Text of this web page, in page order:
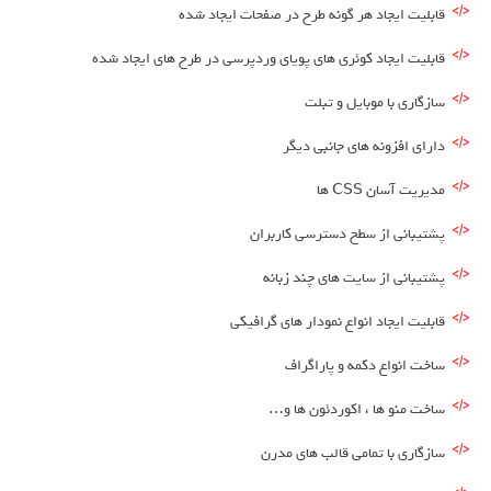
قابلیت ایجاد هر گونه طرح در صفحات ایجاد شده
قابلیت ایجاد کوئری های پویای وردپرسی در طرح های ایجاد شده
سازگاری با موبایل و تبلت
دارای افزونه های جانبی دیگر
مدیریت آسان CSS ها
پشتیبانی از سطح دسترسی کاربران
پشتیبانی از سایت های چند زبانه
قابلیت ایجاد انواع نمودار های گرافیکی
ساخت انواع دکمه و پاراگراف
ساخت منو ها ، اکوردئون ها و…
سازگاری با تمامی قالب های مدرن